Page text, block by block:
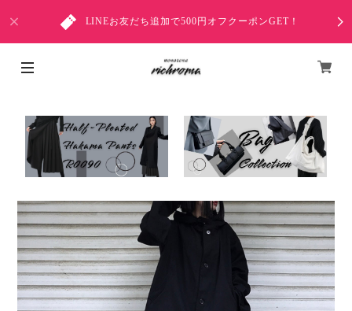
LINEお友だち追加で500円オフクーポンGET！